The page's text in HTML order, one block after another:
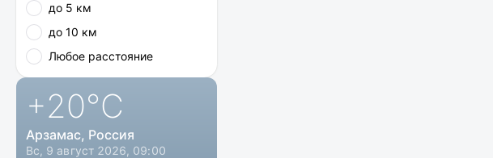
до 5 км
до 10 км
Любое расстояние
+20°C
Арзамас, Россия
Вс, 9 август 2026, 09:00